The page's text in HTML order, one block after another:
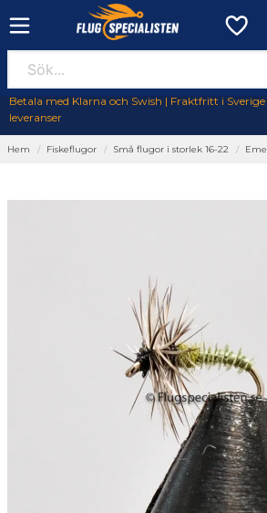
Betala med Klarna och Swish | Fraktfritt i
leveranser
Hem Fiskeflugor Små flugor i storlek 16-22